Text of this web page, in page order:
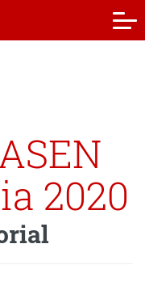
2020